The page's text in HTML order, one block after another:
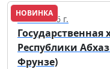
НОВИНКА
22.08.2026 г.
Государственная
Республики
Фрунзе)